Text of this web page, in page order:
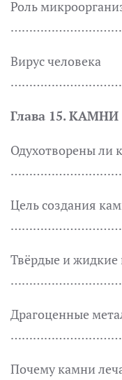
Роль
Вирус человека
Глава 15. КАМНИ
Одухотворены ли
Цель создания
Твёрдые и жидкие
Драгоценные
Почему камни